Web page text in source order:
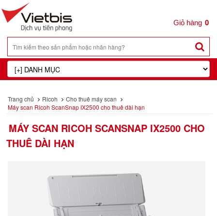
0
Trang chủ Ricoh
Cho thuê máy scan
Máy scan Ricoh ScanSnap IX2500 cho thuê dài hạn
MÁY SCAN RICOH SCANSNAP IX2500 CHO
THUÊ DÀI HẠN